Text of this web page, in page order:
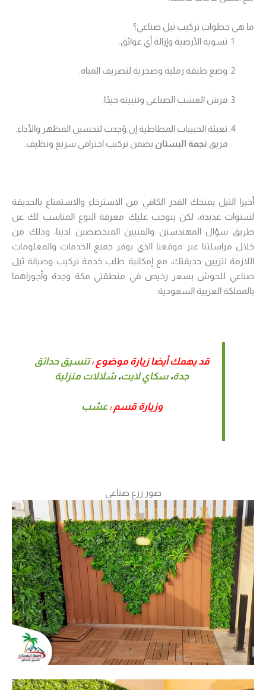
ما هي خطوات تركيب ثيل صناعي؟
تسوية الأرضية وإزالة أي عوائق.
وضع طبقة رملية وصخرية لتصريف المياه.
فرش العشب الصناعي وتثبيته جيدًا.
تعبئة الحبيبات المطاطية إن وُجدت لتحسين المظهر والأداء.
فريق نجمة البستان يضمن تركيب احترافي سريع ونظيف.
أخيرا الثيل يمنحك القدر الكافي من الاسترخاء والاستمتاع بالحديقة
لسنوات عديدة، لكن يتوجب عليك معرفة النوع المناسب لك عن
طريق سؤال المهندسين والفنيين المتخصصين لدينا، وذلك من
خلال مراسلتنا عبر موقعنا الذي يوفر جميع الخدمات والمعلومات
اللازمة لتزيين حديقتك، مع إمكانية طلب خدمة تركيب وصيانة ثيل
صناعي للحوش بسعر رخيص في منطقتي مكة وجدة وأجوراهما
بالمملكة العربية السعودية.
قد يهمك أيضا زيارة موضوع :تنسيق حدائق
جدة،سكاي لايت،شلالات منزلية
وزيارة قسم : عشب
صور زرع صناعي